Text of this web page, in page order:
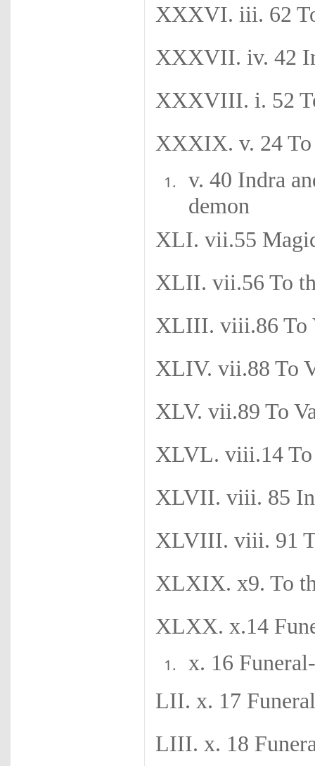
XXXVI. iii. 62
XXXVII. iv. 42
XXXVIII. i. 52
XXXIX. v. 24
v. 40 Indra
demon
XLI. vii.55
XLII. vii.56 To
XLIII. viii.86 To
XLIV. vii.88 To
XLV. vii.89 To
XLVL. viii.14
XLVII. viii. 85
XLVIII. viii. 91
XLXIX. x9. To
XLXX. x.14
x. 16
LII. x. 17
LIII. x. 18